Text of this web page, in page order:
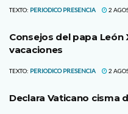
TEXTO: PERIODICO PRESENCIA 2
Consejos del papa León
vacaciones
TEXTO: PERIODICO PRESENCIA 2
Declara Vaticano cisma